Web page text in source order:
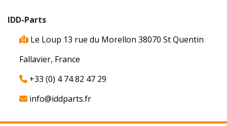
IDD-Parts
Le Loup 13 rue du Morellon 38070 St Quentin
Fallavier, France
+33 (0) 4 74 82 47 29
info@iddparts.fr